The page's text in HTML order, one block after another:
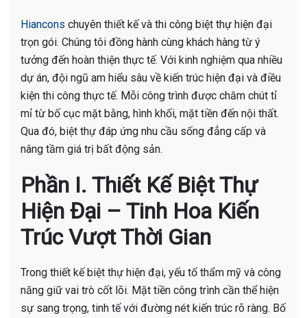
Hiancons chuyên thiết kế và thi công biệt thự hiện đại
trọn gói. Chúng tôi đồng hành cùng khách hàng từ ý
tưởng đến hoàn thiện thực tế. Với kinh nghiệm qua nhiều
dự án, đội ngũ am hiểu sâu về kiến trúc hiện đại và điều
kiện thi công thực tế. Mỗi công trình được chăm chút tỉ
mỉ từ bố cục mặt bằng, hình khối, mặt tiền đến nội thất.
Qua đó, biệt thự đáp ứng nhu cầu sống đẳng cấp và
nâng tầm giá trị bất động sản.
Phần I. Thiết Kế Biệt Thự
Hiện Đại – Tinh Hoa Kiến
Trúc Vượt Thời Gian
Trong thiết kế biệt thự hiện đại, yếu tố thẩm mỹ và công
năng giữ vai trò cốt lõi. Mặt tiền công trình cần thể hiện
sự sang trọng, tinh tế với đường nét kiến trúc rõ ràng. Bố